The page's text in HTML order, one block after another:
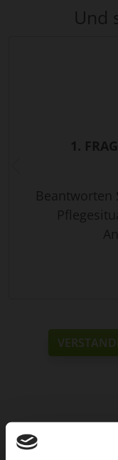
Und
1.
Beantworten